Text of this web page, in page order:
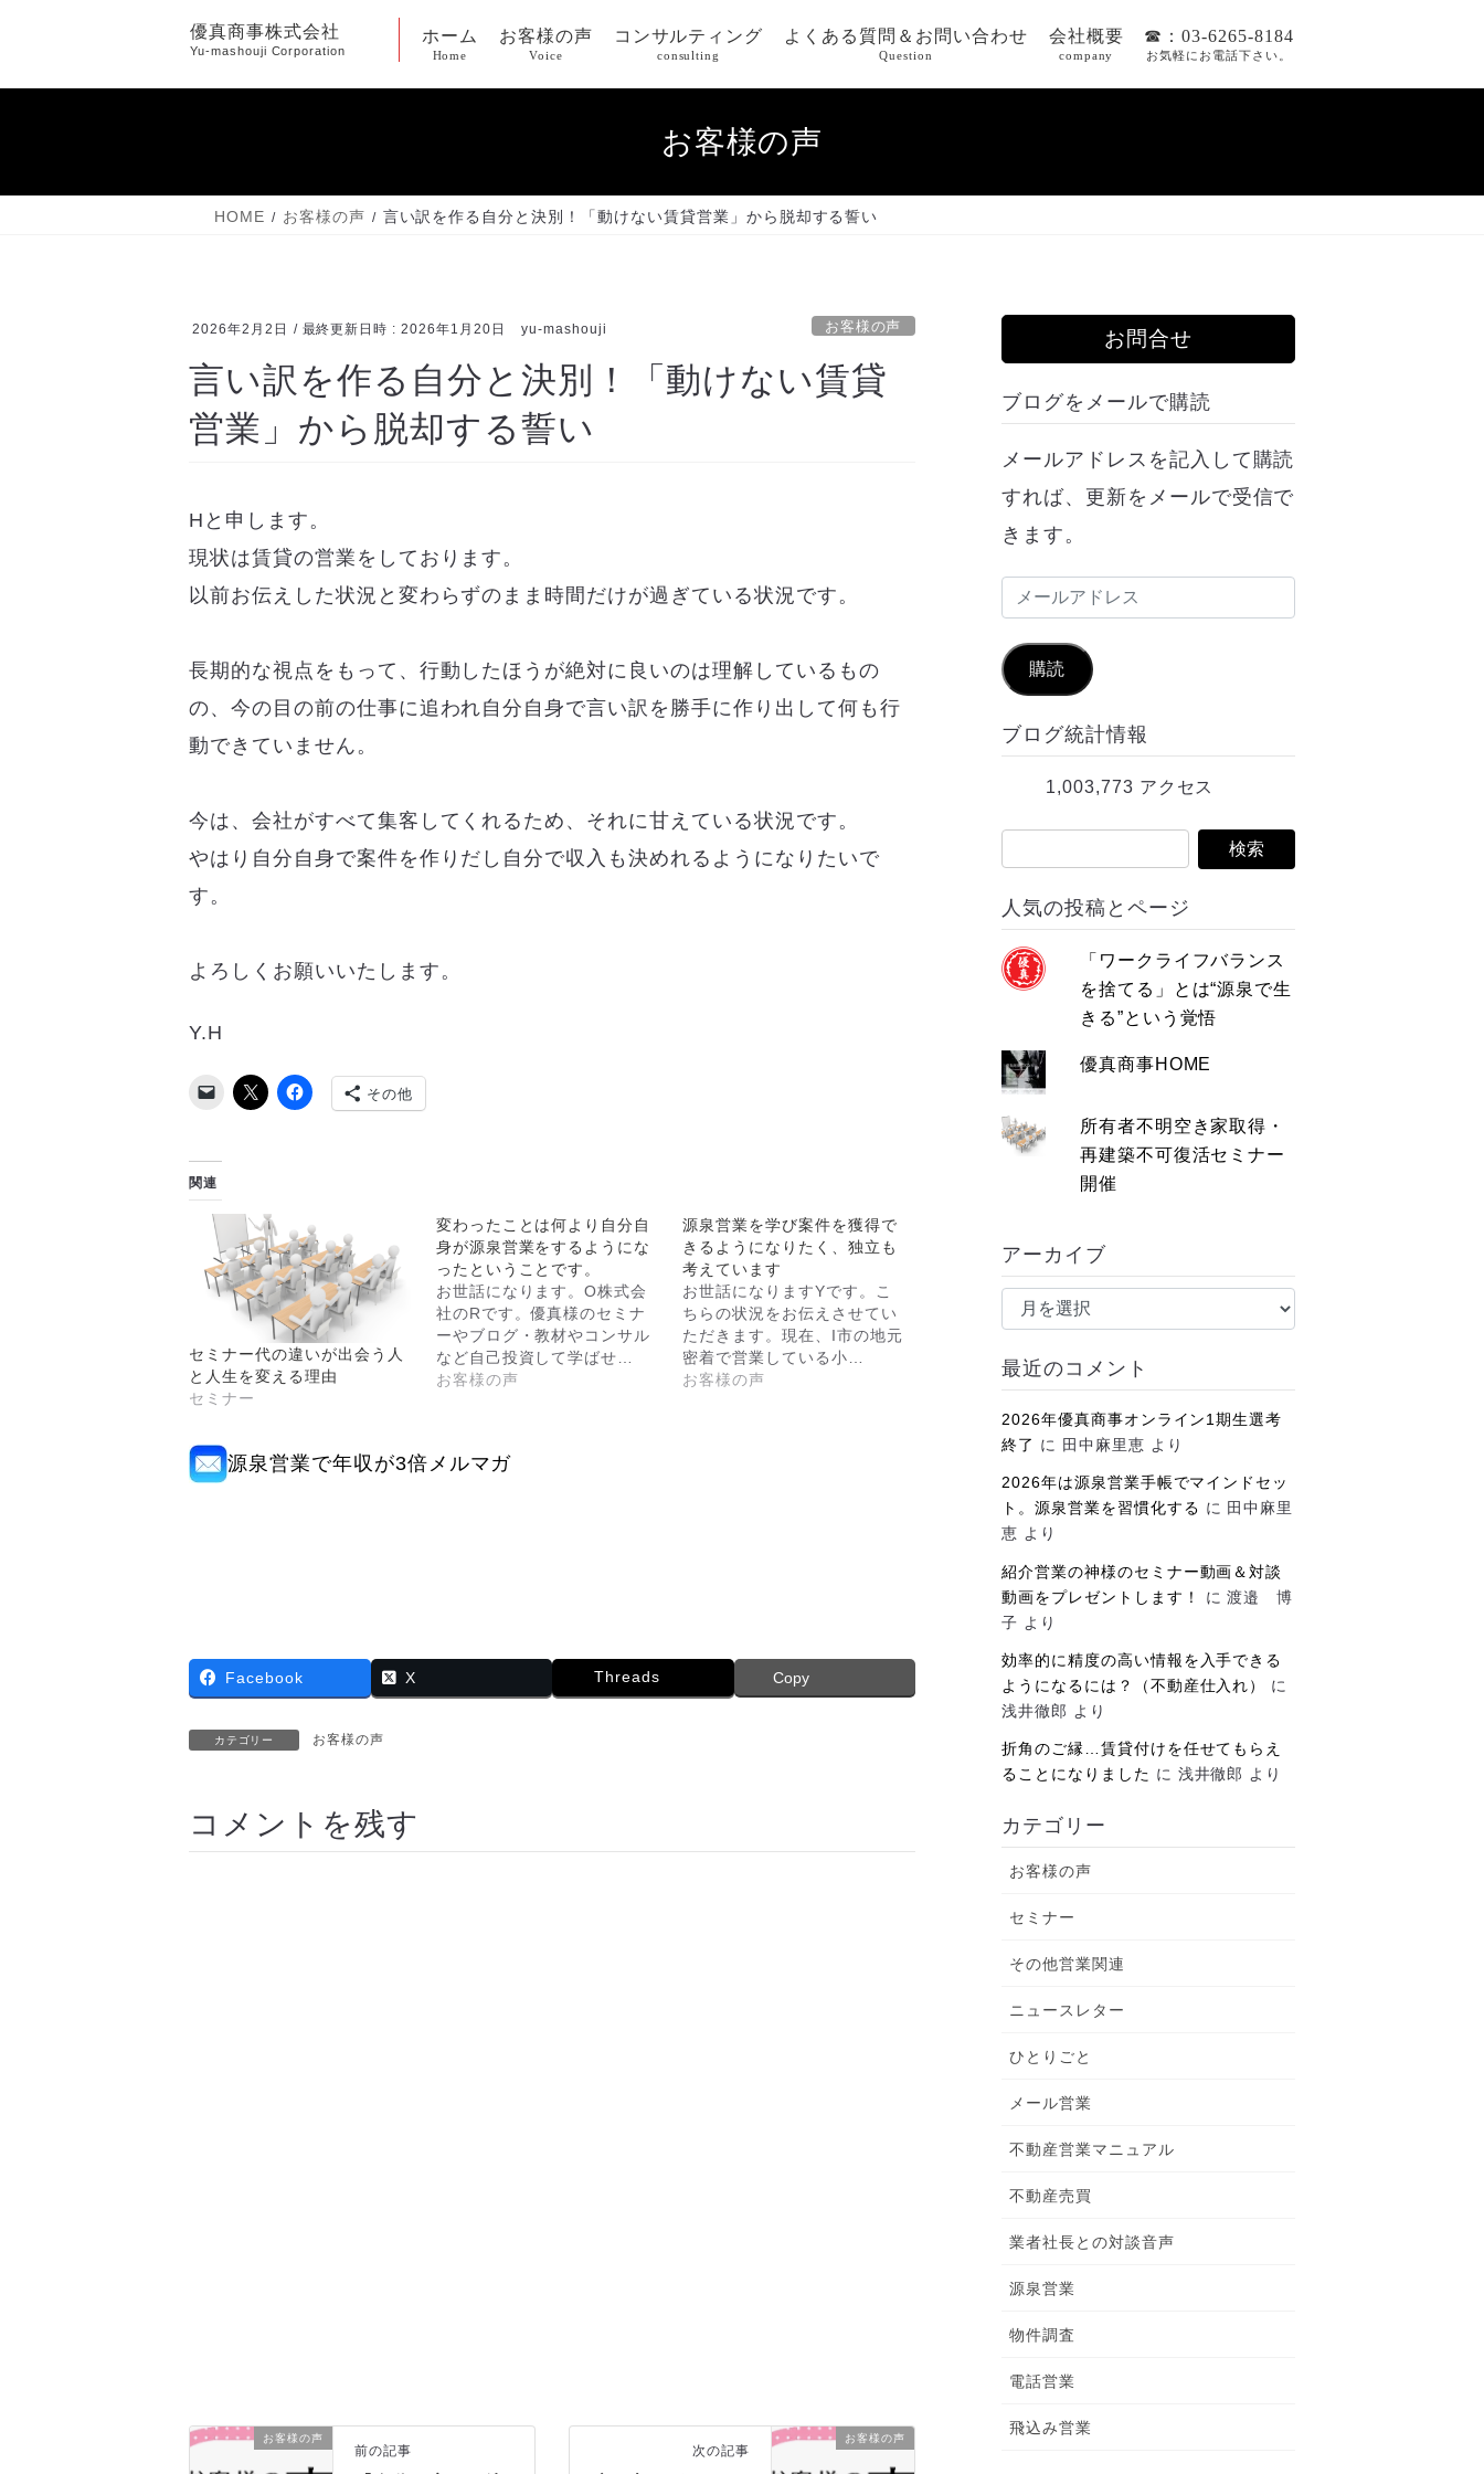
ン
キ
ー
に
優真商事株式会社
Yu-mashouji Corporation
ホーム
Home
お客様の声
Voice
コンサルティング
consulting
よくある質問＆お問い合わせ
Question
会社概要
company
☎：03-6265-8184
お気軽にお電話下さい。
お客様の声
HOME お客様の声 言い訳を作る自分と決別！「動けない賃貸営業」から脱却する誓い
2026年2月2日 / 最終更新日時 :2026年1月20日 yu-mashouji お客様の声
言い訳を作る自分と決別！「動けない賃貸
営業」から脱却する誓い
Hと申します。
現状は賃貸の営業をしております。
以前お伝えした状況と変わらずのまま時間だけが過ぎている状況です。
長期的な視点をもって、行動したほうが絶対に良いのは理解しているもの
の、今の目の前の仕事に追われ自分自身で言い訳を勝手に作り出して何も行
動できていません。
今は、会社がすべて集客してくれるため、それに甘えている状況です。
やはり自分自身で案件を作りだし自分で収入も決めれるようになりたいで
す。
よろしくお願いいたします。
Y.H
その他
関連
セミナー代の違いが出会う人
と人生を変える理由
セミナー
変わったことは何より自分自
身が源泉営業をするようにな
ったということです。
お世話になります。O株式会
社のRです。優真様のセミナ
ーやブログ・教材やコンサル
など自己投資して学ばせ…
お客様の声
源泉営業を学び案件を獲得で
きるようになりたく、独立も
考えています
お世話になりますYです。こ
ちらの状況をお伝えさせてい
ただきます。現在、I市の地元
密着で営業している小…
お客様の声
源泉営業で年収が3倍メルマガ
Facebook X Threads Copy
カテゴリー お客様の声
コメントを残す
お客様の声
前の記事
お客様の声
次の記事
お問合せ
ブログをメールで購読
メールアドレスを記入して購読
すれば、更新をメールで受信で
きます。
ル
ド
購読
ブログ統計情報
1,003,773 アクセス
人気の投稿とページ
「ワークライフバランス
を捨てる」とは“源泉で生
きる”という覚悟
優真商事HOME
所有者不明空き家取得・
再建築不可復活セミナー
開催
アーカイブ
ア
イ
ブ
最近のコメント
2026年優真商事オンライン1期生選考
終了 に 田中麻里恵 より
2026年は源泉営業手帳でマインドセッ
ト。源泉営業を習慣化する に 田中麻里
恵 より
紹介営業の神様のセミナー動画＆対談
動画をプレゼントします！
に渡邉 博
子 より
効率的に精度の高い情報を入手できる
ようになるには？（不動産仕入れ）
に
浅井徹郎 より
折角のご縁…賃貸付けを任せてもらえ
ることになりました に 浅井徹郎 より
カテゴリー
お客様の声
セミナー
その他営業関連
ニュースレター
ひとりごと
メール営業
不動産営業マニュアル
不動産売買
業者社長との対談音声
源泉営業
物件調査
電話営業
飛込み営業